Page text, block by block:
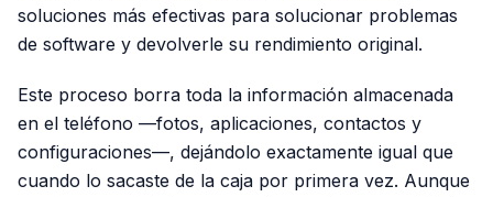
soluciones más efectivas para solucionar problemas
de software y devolverle su rendimiento original.
Este proceso borra toda la información almacenada
en el teléfono —fotos, aplicaciones, contactos y
configuraciones—, dejándolo exactamente igual que
cuando lo sacaste de la caja por primera vez. Aunque